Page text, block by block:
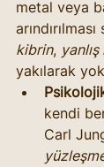
metal veya
kibrin,
yakılarak
kendi
Carl